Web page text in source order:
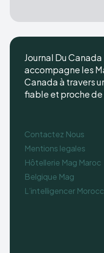
Journal Du
accompagne les
Canada à travers
fiable et proche
Contactez Nous
Mentions legales
Hôtellerie Mag Maroc
Belgique Mag
L’intelligencer